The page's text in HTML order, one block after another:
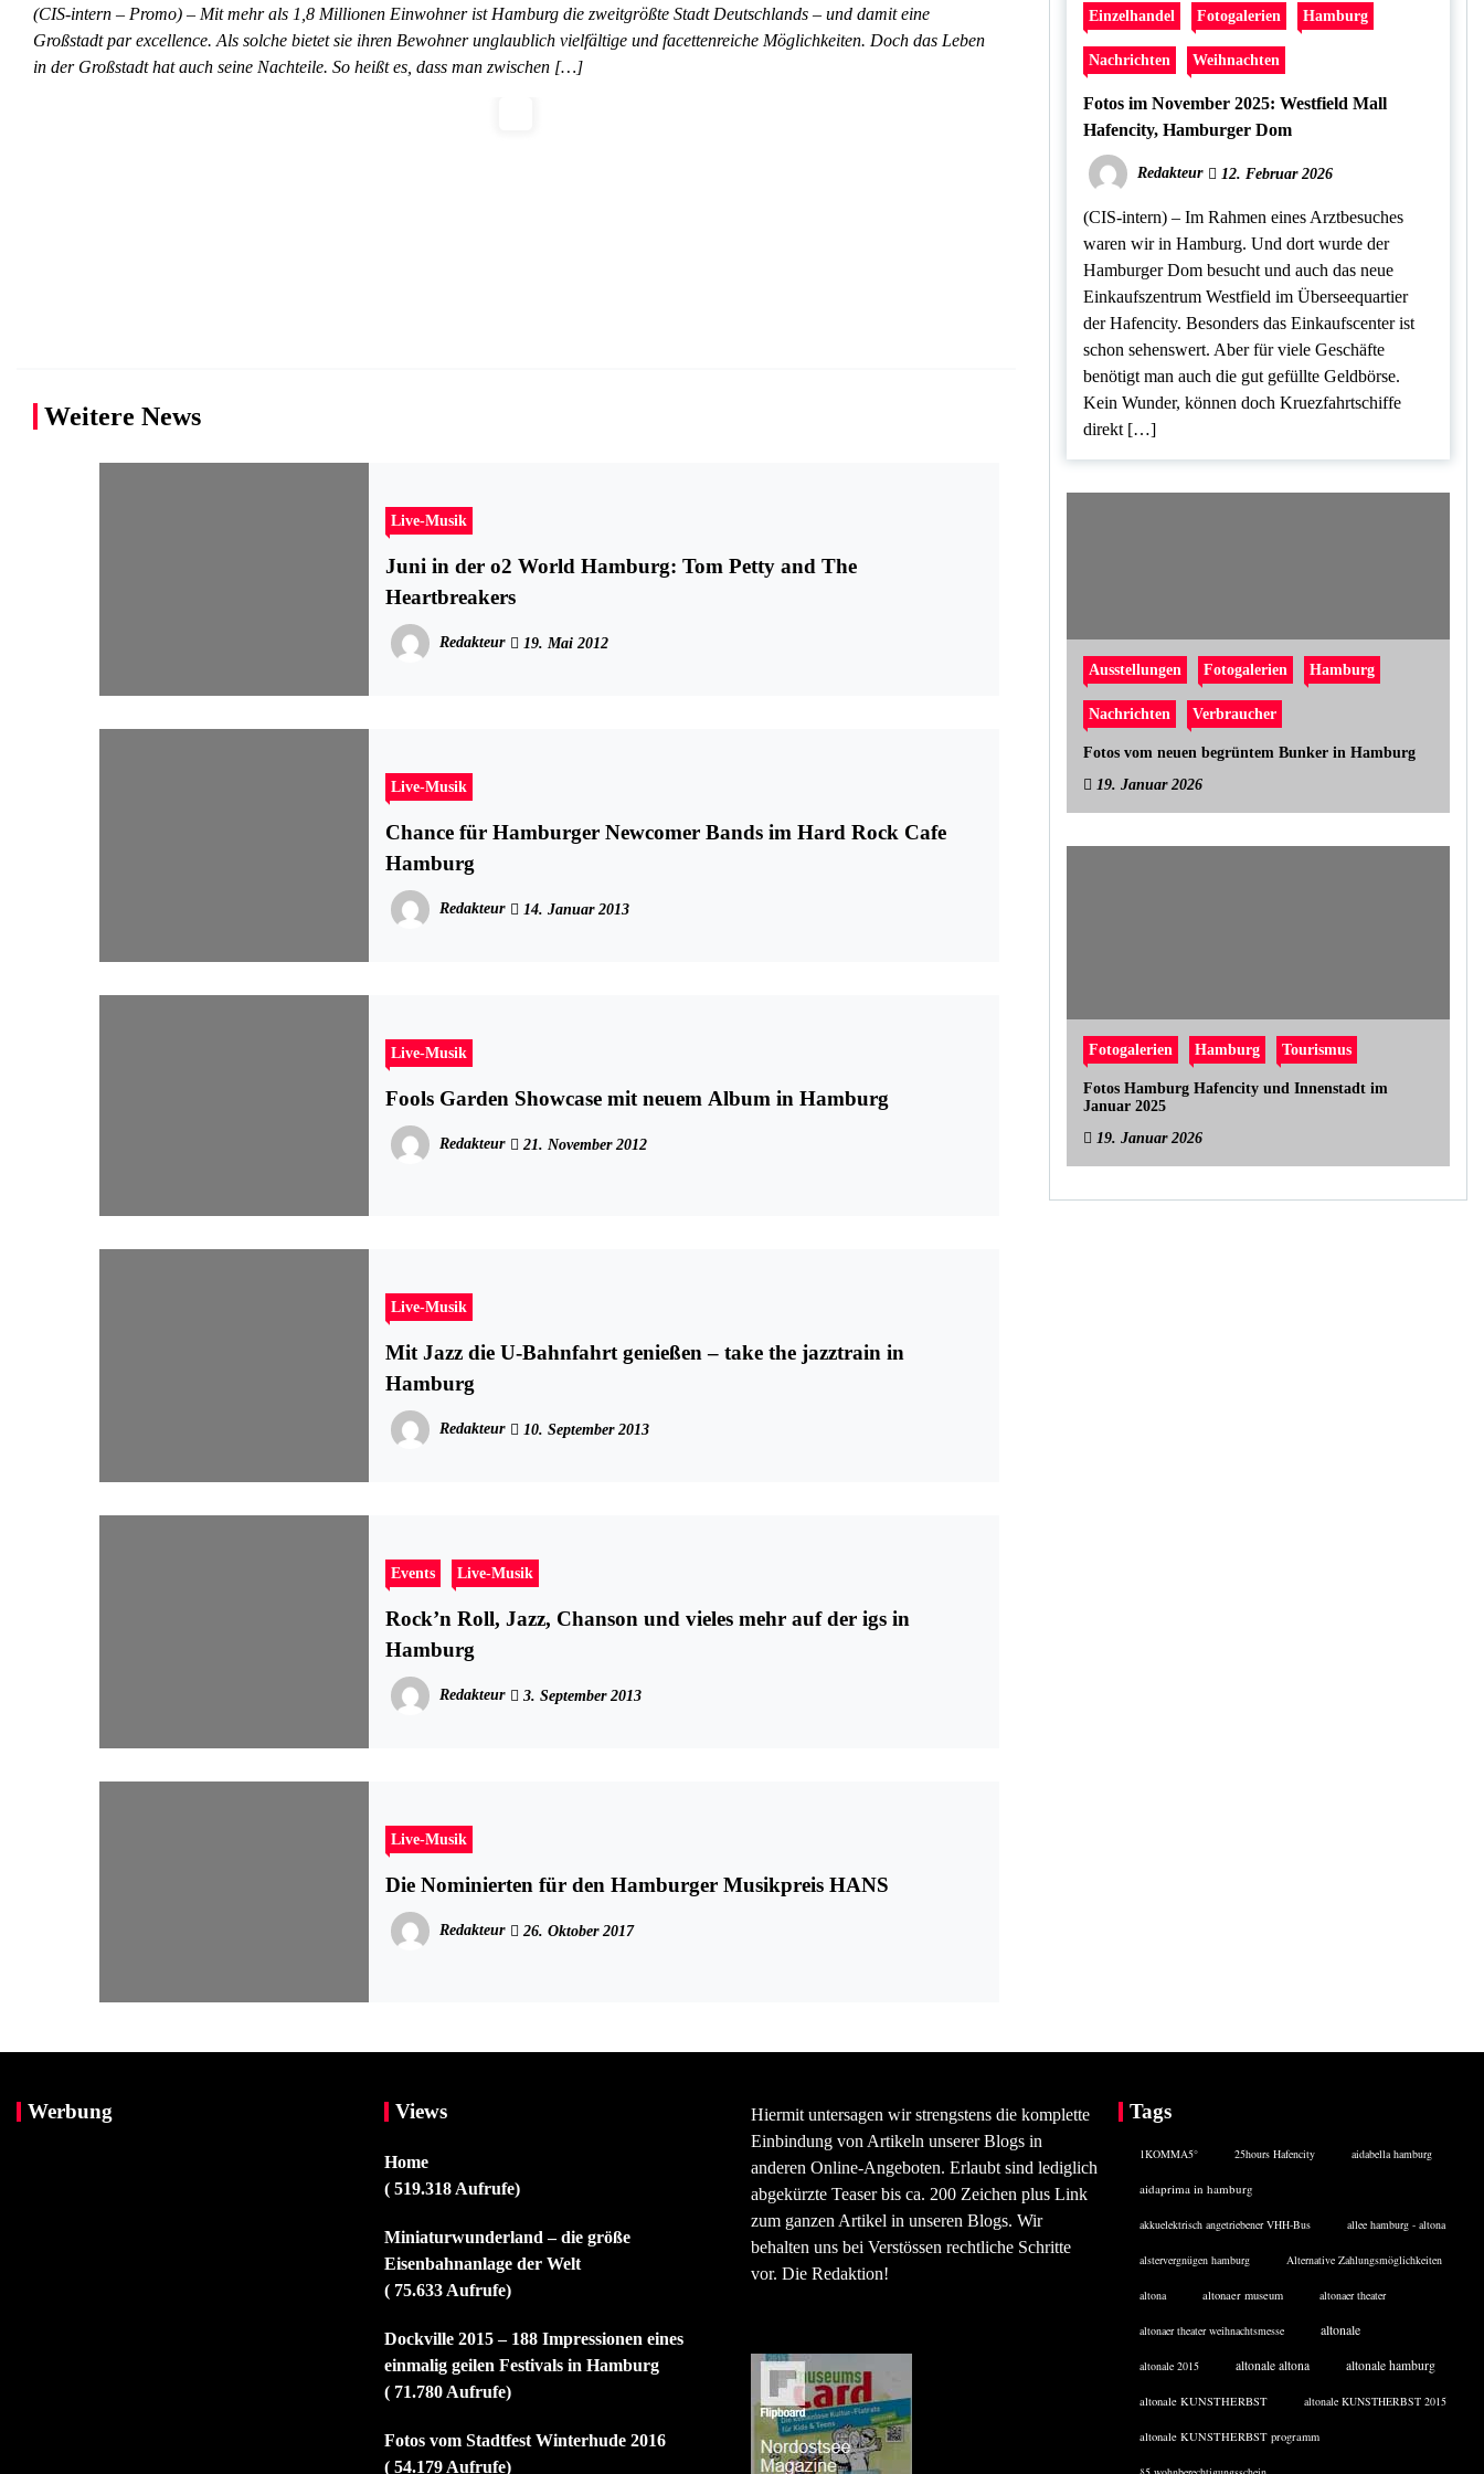
(CIS-intern – Promo) – Mit mehr als 1,8 Millionen Einwohner ist Hamburg die zweitgrößte Stadt Deutschlands – und damit eine
Großstadt par excellence. Als solche bietet sie ihren Bewohner unglaublich vielfältige und facettenreiche Möglichkeiten. Doch das Leben
in der Großstadt hat auch seine Nachteile. So heißt es, dass man zwischen […]
Weitere News
Live-Musik
Juni in der o2 World Hamburg: Tom Petty and The
Heartbreakers
Redakteur 19. Mai 2012
Live-Musik
Chance für Hamburger Newcomer Bands im Hard Rock Cafe
Hamburg
Redakteur 14. Januar 2013
Live-Musik
Fools Garden Showcase mit neuem Album in Hamburg
Redakteur 21. November 2012
Live-Musik
Mit Jazz die U-Bahnfahrt genießen – take the jazztrain in
Hamburg
Redakteur 10. September 2013
Events Live-Musik
Rock’n Roll, Jazz, Chanson und vieles mehr auf der igs in
Hamburg
Redakteur 3. September 2013
Live-Musik
Die Nominierten für den Hamburger Musikpreis HANS
Redakteur 26. Oktober 2017
Einzelhandel Fotogalerien Hamburg
Nachrichten Weihnachten
Fotos im November 2025: Westfield Mall
Hafencity, Hamburger Dom
Redakteur 12. Februar 2026
(CIS-intern) – Im Rahmen eines Arztbesuches
waren wir in Hamburg. Und dort wurde der
Hamburger Dom besucht und auch das neue
Einkaufszentrum Westfield im Überseequartier
der Hafencity. Besonders das Einkaufscenter ist
schon sehenswert. Aber für viele Geschäfte
benötigt man auch die gut gefüllte Geldbörse.
Kein Wunder, können doch Kruezfahrtschiffe
direkt […]
Ausstellungen Fotogalerien Hamburg
Nachrichten Verbraucher
Fotos vom neuen begrüntem Bunker in Hamburg
19. Januar 2026
Fotogalerien Hamburg Tourismus
Fotos Hamburg Hafencity und Innenstadt im
Januar 2025
19. Januar 2026
Werbung Views
Home
( 519.318 Aufrufe)
Miniaturwunderland – die größe
Eisenbahnanlage der Welt
( 75.633 Aufrufe)
Dockville 2015 – 188 Impressionen eines
einmalig geilen Festivals in Hamburg
( 71.780 Aufrufe)
Fotos vom Stadtfest Winterhude 2016
( 54.179 Aufrufe)
Hiermit untersagen wir strengstens die komplette
Einbindung von Artikeln unserer Blogs in
anderen Online-Angeboten. Erlaubt sind lediglich
abgekürzte Teaser bis ca. 200 Zeichen plus Link
zum ganzen Artikel in unseren Blogs. Wir
behalten uns bei Verstössen rechtliche Schritte
vor. Die Redaktion!
Tags
1KOMMA5° 25hours Hafencity aidabella hamburg
aidaprima in hamburg
akkuelektrisch angetriebener VHH-Bus allee hamburg - altona
alstervergnügen hamburg Alternative Zahlungsmöglichkeiten
altona altonaer museum altonaer theater
altonaer theater weihnachtsmesse altonale
altonale 2015 altonale altona altonale hamburg
altonale KUNSTHERBST altonale KUNSTHERBST 2015
altonale KUNSTHERBST programm